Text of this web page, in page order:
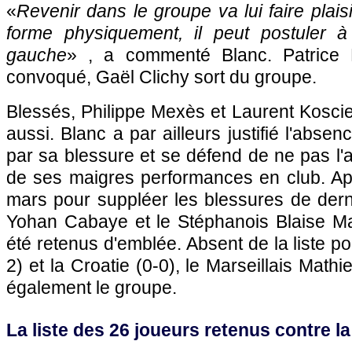
«Revenir dans le groupe va lui faire
forme physiquement, il peut postuler
gauche» , a commenté Blanc. Patrice
convoqué, Gaël Clichy sort du groupe.
Blessés, Philippe Mexès et Laurent
aussi. Blanc a par ailleurs justifié
par sa blessure et se défend de ne pas
de ses maigres performances en club.
mars pour suppléer les blessures de
Yohan Cabaye et le Stéphanois Blaise
été retenus d'emblée. Absent de la liste
2) et la Croatie (0-0), le Marseillais
également le groupe.
La liste des 26 joueurs retenus contre